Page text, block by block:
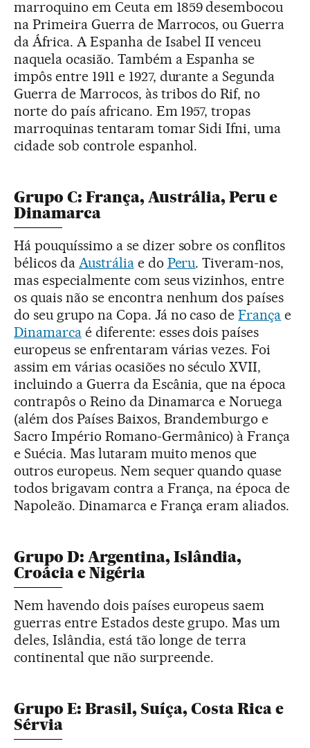
marroquino em Ceuta em 1859 desembocou
na Primeira Guerra de Marrocos, ou Guerra
da África. A Espanha de Isabel II venceu
naquela ocasião. Também a Espanha se
impôs entre 1911 e 1927, durante a Segunda
Guerra de Marrocos, às tribos do Rif, no
norte do país africano. Em 1957, tropas
marroquinas tentaram tomar Sidi Ifni, uma
cidade sob controle espanhol.
Grupo C: França, Austrália, Peru e
Dinamarca
Há pouquíssimo a se dizer sobre os conflitos
bélicos da Austráliae do Peru. Tiveram-nos,
mas especialmente com seus vizinhos, entre
os quais não se encontra nenhum dos países
do seu grupo na Copa. Já no caso deFrança e
Dinamarcaé diferente: esses dois países
europeus se enfrentaram várias vezes. Foi
assim em várias ocasiões no século XVII,
incluindo a Guerra da Escânia, que na época
contrapôs o Reino da Dinamarca e Noruega
(além dos Países Baixos, Brandemburgo e
Sacro Império Romano-Germânico) à França
e Suécia. Mas lutaram muito menos que
outros europeus. Nem sequer quando quase
todos brigavam contra a França, na época de
Napoleão. Dinamarca e França eram aliados.
Grupo D: Argentina, Islândia,
Croácia e Nigéria
Nem havendo dois países europeus saem
guerras entre Estados deste grupo. Mas um
deles, Islândia, está tão longe de terra
continental que não surpreende.
Grupo E: Brasil, Suíça, Costa Rica e
Sérvia